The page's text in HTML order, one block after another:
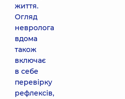
життя.
Огляд
невролога
вдома
також
включає
в себе
перевірку
рефлексів,